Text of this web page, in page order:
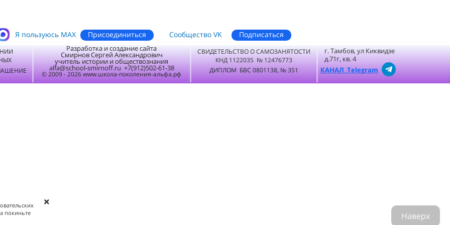
Я пользуюсь MАХ Присоединиться Сообщество VK Подписаться
Разработка и создание сайта
Смирнов Сергей Александрович
учитель истории и обществознания
alfa@school-smirnoff.ru +7(912)502-61-38
© 2009 - 2026 www.школа-поколения-альфа.рф
СВИДЕТЕЛЬСТВО О САМОЗАНЯТОСТИ
КНД 1122035 № 12476773
ДИПЛОМ БВС 0801138, № 351
г. Тамбов, ул Киквидзе
д.71г, кв. 4
КАНАЛ Telegram
Наверх
покиньте